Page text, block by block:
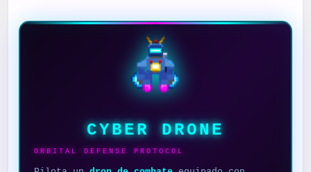
CYBER DRONE
ORBITAL DEFENSE PROTOCOL